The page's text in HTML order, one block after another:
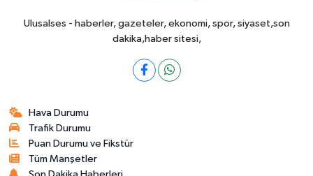
Ulusalses - haberler, gazeteler, ekonomi, spor, siyaset,son
dakika,haber sitesi,
Hava Durumu
Trafik Durumu
Puan Durumu ve Fikstür
Tüm Manşetler
Son Dakika Haberleri